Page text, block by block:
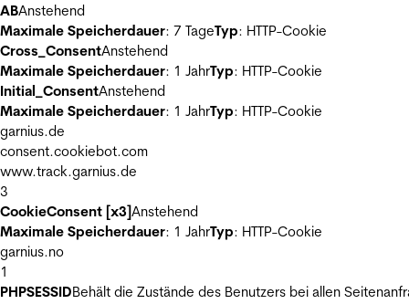
ABAnstehend
Maximale Speicherdauer: 7 TageTyp: HTTP-Cookie
Cross_ConsentAnstehend
Maximale Speicherdauer: 1 JahrTyp: HTTP-Cookie
Initial_ConsentAnstehend
Maximale Speicherdauer: 1 JahrTyp: HTTP-Cookie
garnius.de
consent.cookiebot.com
www.track.garnius.de
3
CookieConsent [x3]Anstehend
Maximale Speicherdauer: 1 JahrTyp: HTTP-Cookie
garnius.no
1
PHPSESSIDBehält die Zustände des Benutzers bei allen